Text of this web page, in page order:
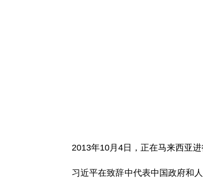
2013年10月4日，正在马来西亚进
习近平在致辞中代表中国政府和人